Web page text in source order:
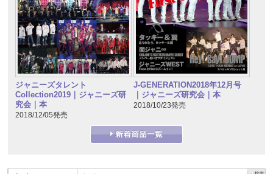
ジャニーズタレント
Collection2019｜ジャニーズ研
究会｜本
2018/12/05発売
J-GENERATION2018年12月号
｜ジャニーズ研究会｜本
2018/10/23発売